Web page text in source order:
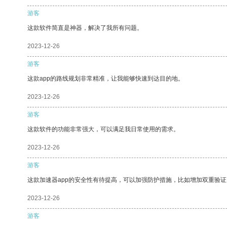
游客
这款软件简直是神器，解决了我所有问题。
2023-12-26
游客
这款app的路线规划非常精准，让我能够快速到达目的地。
2023-12-26
游客
这款软件的功能非常强大，可以满足我日常使用的需求。
2023-12-26
游客
这款加速器app的安全性有待提高，可以加强防护措施，比如增加双重验
2023-12-26
游客